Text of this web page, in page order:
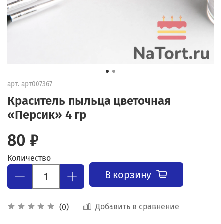
арт. арт007367
Краситель пыльца цветочная
«Персик» 4 гр
(0) Добавить в сравнение
80 ₽
Количество
В корзину